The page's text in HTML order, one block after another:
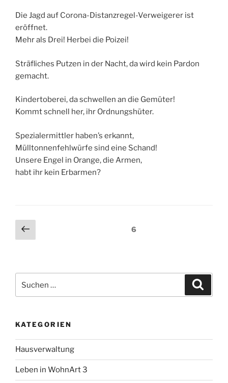
Die Jagd auf Corona-Distanzregel-Verweigerer ist
eröffnet.
Mehr als Drei! Herbei die Poizei!
Sträfliches Putzen in der Nacht, da wird kein Pardon
gemacht.
Kindertoberei, da schwellen an die Gemüter!
Kommt schnell her, ihr Ordnungshüter.
Spezialermittler haben’s erkannt,
Mülltonnenfehlwürfe sind eine Schand!
Unsere Engel in Orange, die Armen,
habt ihr kein Erbarmen?
Seitennummerierung
der
Vorherige
Seite
Seite6
nach:
KATEGORIEN
Hausverwaltung
Leben in WohnArt 3